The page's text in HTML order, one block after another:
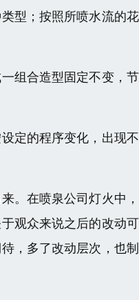
型；按照所喷水流的
组合造型固定不变，
定的程序变化，出现
。在喷泉公司灯火中
观众来说之后的改动
，多了改动层次，也